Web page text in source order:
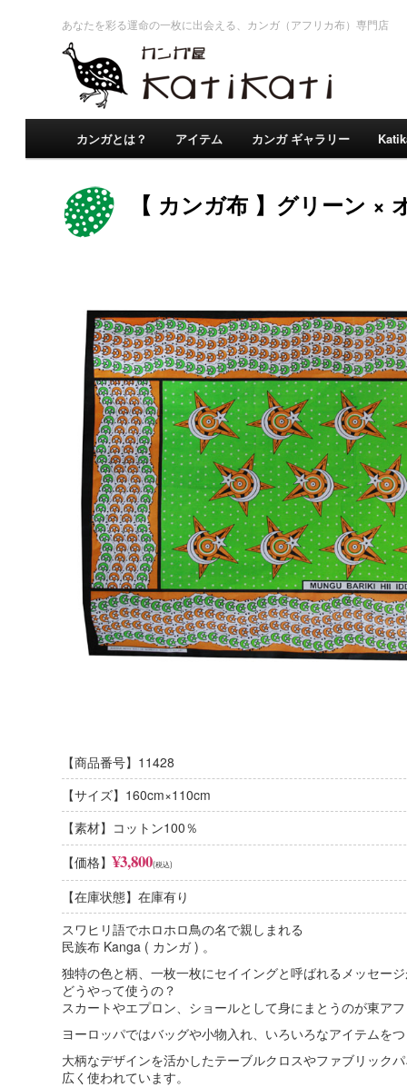
あなたを彩る運命の一枚に出会える、カンガ（アフリカ布）専門店
カンガとは？ アイテム カンガ ギャラリー
【 カンガ布 】グリーン
【商品番号】11428
【サイズ】160cm×110cm
【素材】コットン100％
コットン100%
肌触りのよさ、安心感
コットンは繊維の中で「肌触りのよさ」に優れています。デリケ
です。吸水性に優れていて、夏は涼しく冬には暖かいという特徴が
綿×ポリエステル混紡
扱いやすさ、機能的
混紡の目的はそれぞれの繊維の長所を組み合わせることです。２
く（ポリエステルの特徴）、肌触りがよく涼しい（綿の特徴）布と
【価格】¥3,800(税込)
【在庫状態】在庫有り
スワヒリ語でホロホロ鳥の名で親しまれる
民族布 Kanga ( カンガ ) 。
独特の色と柄、一枚一枚にセイイングと呼ばれるメッセー
どうやって使うの？
スカートやエプロン、ショールとして身にまとうのが東ア
ヨーロッパではバッグや小物入れ、いろいろなアイテムを
大柄なデザインを活かしたテーブルクロスやファブリック
広く使われています。